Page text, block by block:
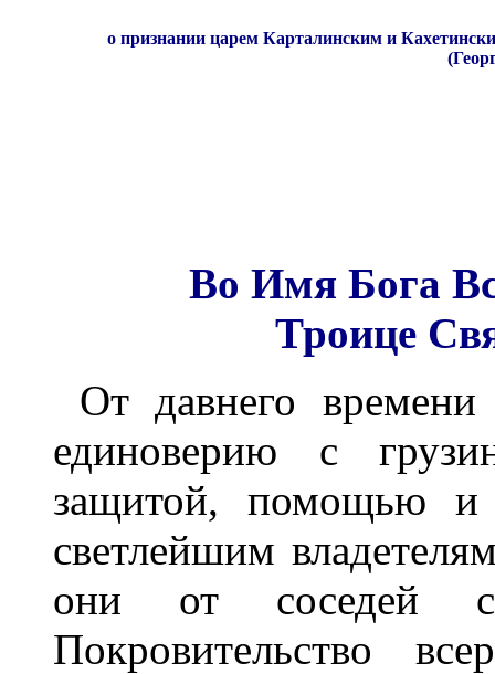
о признании царем Карталинским и
Во Имя Бога
Троице
От давнего
единоверию с
защитой, помощью
светлейшим
они от соседей
Покровительство